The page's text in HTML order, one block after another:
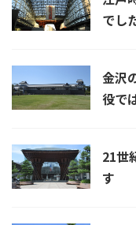
でし
金沢
役で
21世
す